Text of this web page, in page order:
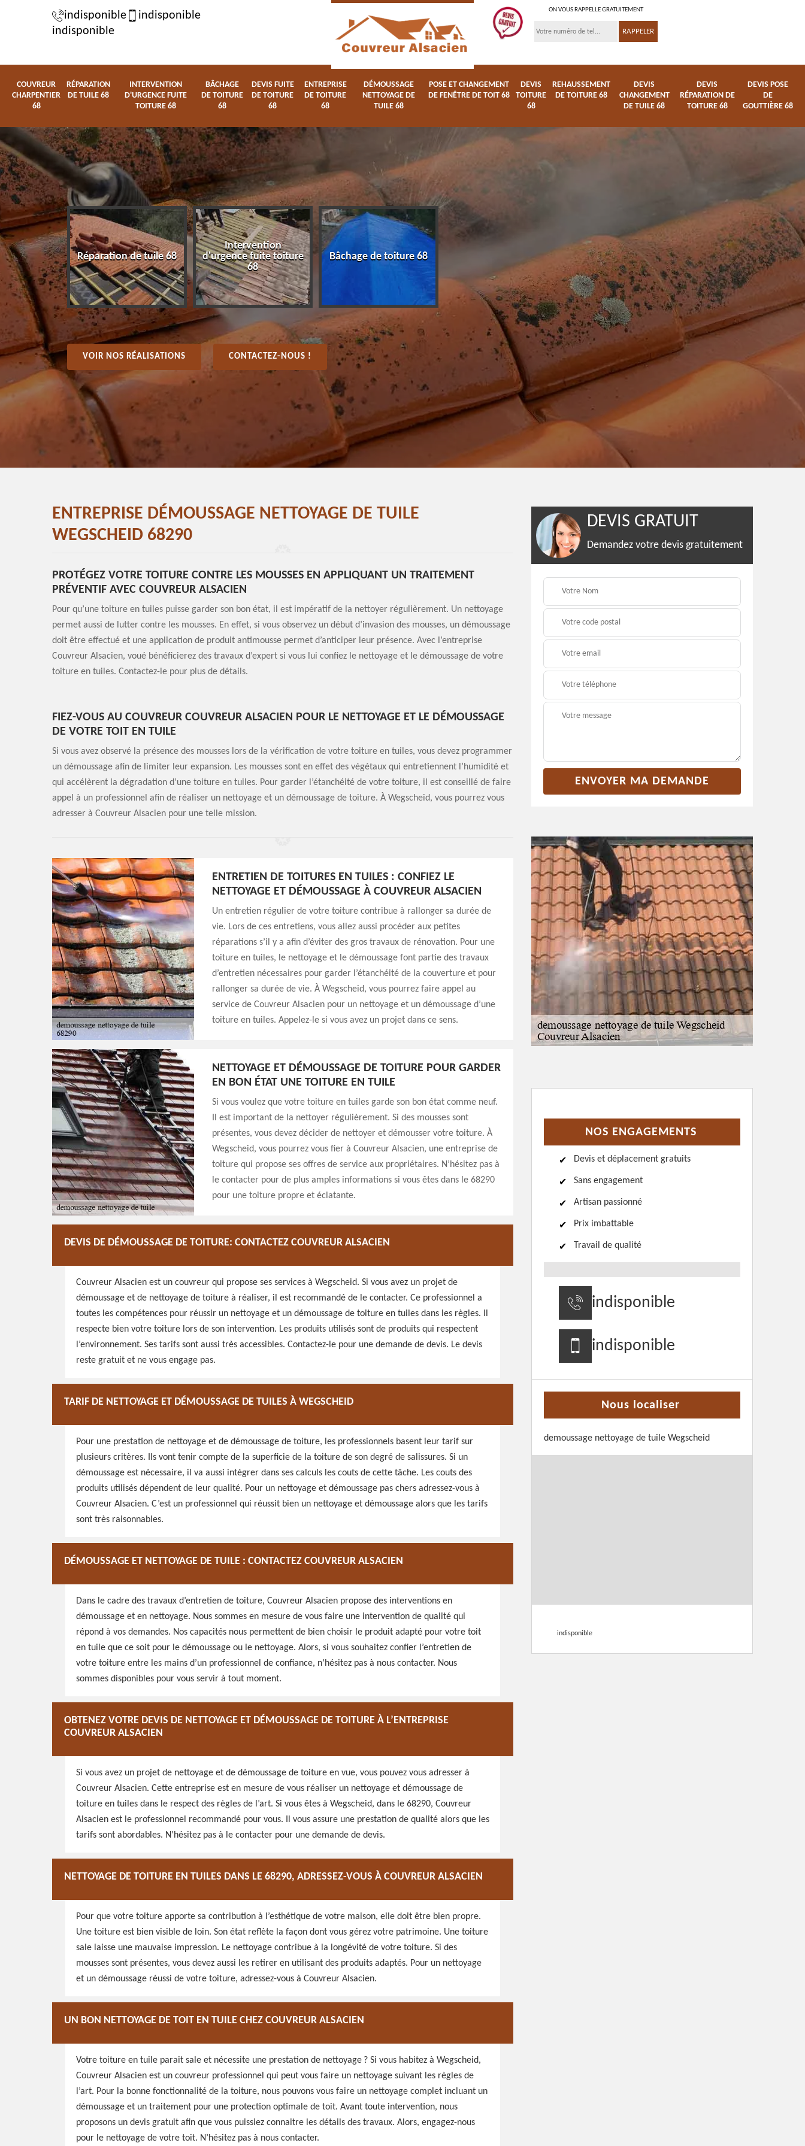
indisponible
indisponible
indisponible
ON VOUS RAPPELLE GRATUITEMENT
COUVREUR
CHARPENTIER
68
RÉPARATION
DE TUILE 68
INTERVENTION
D'URGENCE FUITE
TOITURE 68
BÂCHAGE
DE TOITURE
68
DEVIS FUITE
DE TOITURE
68
ENTREPRISE
DE TOITURE
68
DÉMOUSSAGE
NETTOYAGE DE
TUILE 68
POSE ET CHANGEMENT
DE FENÊTRE DE TOIT 68
DEVIS
TOITURE
68
REHAUSSEMENT
DE TOITURE 68
DEVIS
CHANGEMENT
DE TUILE 68
DEVIS
RÉPARATION DE
TOITURE 68
DEVIS POSE
DE
GOUTTIÈRE 68
Réparation de tuile 68
Intervention
d'urgence fuite toiture
68
Bâchage de toiture 68
Devis fuite de toiture
Entreprise de toiture
68
Démoussage
nettoyage de tuile 68
VOIR NOS RÉALISATIONS CONTACTEZ-NOUS !
ENTREPRISE DÉMOUSSAGE NETTOYAGE DE TUILE
WEGSCHEID 68290
PROTÉGEZ VOTRE TOITURE CONTRE LES MOUSSES EN APPLIQUANT UN TRAITEMENT
PRÉVENTIF AVEC COUVREUR ALSACIEN
Pour qu’une toiture en tuiles puisse garder son bon état, il est impératif de la nettoyer régulièrement. Un nettoyage
permet aussi de lutter contre les mousses. En effet, si vous observez un début d’invasion des mousses, un démoussage
doit être effectué et une application de produit antimousse permet d’anticiper leur présence. Avec l’entreprise
Couvreur Alsacien, voué bénéficierez des travaux d’expert si vous lui confiez le nettoyage et le démoussage de votre
toiture en tuiles. Contactez-le pour plus de détails.
FIEZ-VOUS AU COUVREUR COUVREUR ALSACIEN POUR LE NETTOYAGE ET LE DÉMOUSSAGE
DE VOTRE TOIT EN TUILE
Si vous avez observé la présence des mousses lors de la vérification de votre toiture en tuiles, vous devez programmer
un démoussage afin de limiter leur expansion. Les mousses sont en effet des végétaux qui entretiennent l’humidité et
qui accélèrent la dégradation d’une toiture en tuiles. Pour garder l’étanchéité de votre toiture, il est conseillé de faire
appel à un professionnel afin de réaliser un nettoyage et un démoussage de toiture. À Wegscheid, vous pourrez vous
adresser à Couvreur Alsacien pour une telle mission.
ENTRETIEN DE TOITURES EN TUILES : CONFIEZ LE
NETTOYAGE ET DÉMOUSSAGE À COUVREUR ALSACIEN
Un entretien régulier de votre toiture contribue à rallonger sa durée de
vie. Lors de ces entretiens, vous allez aussi procéder aux petites
réparations s’il y a afin d’éviter des gros travaux de rénovation. Pour une
toiture en tuiles, le nettoyage et le démoussage font partie des travaux
d’entretien nécessaires pour garder l’étanchéité de la couverture et pour
rallonger sa durée de vie. À Wegscheid, vous pourrez faire appel au
service de Couvreur Alsacien pour un nettoyage et un démoussage d’une
toiture en tuiles. Appelez-le si vous avez un projet dans ce sens.
NETTOYAGE ET DÉMOUSSAGE DE TOITURE POUR GARDER
EN BON ÉTAT UNE TOITURE EN TUILE
Si vous voulez que votre toiture en tuiles garde son bon état comme neuf.
Il est important de la nettoyer régulièrement. Si des mousses sont
présentes, vous devez décider de nettoyer et démousser votre toiture. À
Wegscheid, vous pourrez vous fier à Couvreur Alsacien, une entreprise de
toiture qui propose ses offres de service aux propriétaires. N’hésitez pas à
le contacter pour de plus amples informations si vous êtes dans le 68290
pour une toiture propre et éclatante.
DEVIS DE DÉMOUSSAGE DE TOITURE: CONTACTEZ COUVREUR ALSACIEN
Couvreur Alsacien est un couvreur qui propose ses services à Wegscheid. Si vous avez un projet de
démoussage et de nettoyage de toiture à réaliser, il est recommandé de le contacter. Ce professionnel a
toutes les compétences pour réussir un nettoyage et un démoussage de toiture en tuiles dans les règles. Il
respecte bien votre toiture lors de son intervention. Les produits utilisés sont de produits qui respectent
l’environnement. Ses tarifs sont aussi très accessibles. Contactez-le pour une demande de devis. Le devis
reste gratuit et ne vous engage pas.
TARIF DE NETTOYAGE ET DÉMOUSSAGE DE TUILES À WEGSCHEID
Pour une prestation de nettoyage et de démoussage de toiture, les professionnels basent leur tarif sur
plusieurs critères. Ils vont tenir compte de la superficie de la toiture de son degré de salissures. Si un
démoussage est nécessaire, il va aussi intégrer dans ses calculs les couts de cette tâche. Les couts des
produits utilisés dépendent de leur qualité. Pour un nettoyage et démoussage pas chers adressez-vous à
Couvreur Alsacien. C’est un professionnel qui réussit bien un nettoyage et démoussage alors que les tarifs
sont très raisonnables.
DÉMOUSSAGE ET NETTOYAGE DE TUILE : CONTACTEZ COUVREUR ALSACIEN
Dans le cadre des travaux d’entretien de toiture, Couvreur Alsacien propose des interventions en
démoussage et en nettoyage. Nous sommes en mesure de vous faire une intervention de qualité qui
répond à vos demandes. Nos capacités nous permettent de bien choisir le produit adapté pour votre toit
en tuile que ce soit pour le démoussage ou le nettoyage. Alors, si vous souhaitez confier l’entretien de
votre toiture entre les mains d’un professionnel de confiance, n’hésitez pas à nous contacter. Nous
sommes disponibles pour vous servir à tout moment.
OBTENEZ VOTRE DEVIS DE NETTOYAGE ET DÉMOUSSAGE DE TOITURE À L’ENTREPRISE
COUVREUR ALSACIEN
Si vous avez un projet de nettoyage et de démoussage de toiture en vue, vous pouvez vous adresser à
Couvreur Alsacien. Cette entreprise est en mesure de vous réaliser un nettoyage et démoussage de
toiture en tuiles dans le respect des règles de l’art. Si vous êtes à Wegscheid, dans le 68290, Couvreur
Alsacien est le professionnel recommandé pour vous. Il vous assure une prestation de qualité alors que les
tarifs sont abordables. N’hésitez pas à le contacter pour une demande de devis.
NETTOYAGE DE TOITURE EN TUILES DANS LE 68290, ADRESSEZ-VOUS À COUVREUR ALSACIEN
Pour que votre toiture apporte sa contribution à l’esthétique de votre maison, elle doit être bien propre.
Une toiture est bien visible de loin. Son état reflète la façon dont vous gérez votre patrimoine. Une toiture
sale laisse une mauvaise impression. Le nettoyage contribue à la longévité de votre toiture. Si des
mousses sont présentes, vous devez aussi les retirer en utilisant des produits adaptés. Pour un nettoyage
et un démoussage réussi de votre toiture, adressez-vous à Couvreur Alsacien.
UN BON NETTOYAGE DE TOIT EN TUILE CHEZ COUVREUR ALSACIEN
Votre toiture en tuile parait sale et nécessite une prestation de nettoyage ? Si vous habitez à Wegscheid,
Couvreur Alsacien est un couvreur professionnel qui peut vous faire un nettoyage suivant les règles de
l’art. Pour la bonne fonctionnalité de la toiture, nous pouvons vous faire un nettoyage complet incluant un
démoussage et un traitement pour une protection optimale de toit. Avant toute intervention, nous
proposons un devis gratuit afin que vous puissiez connaitre les détails des travaux. Alors, engagez-nous
pour le nettoyage de votre toit. N’hésitez pas à nous contacter.
DEVIS GRATUIT
Demandez votre devis gratuitement
NOS ENGAGEMENTS
Devis et déplacement gratuits
Sans engagement
Artisan passionné
Prix imbattable
Travail de qualité
indisponible
indisponible
Nous localiser
demoussage nettoyage de tuile Wegscheid
indisponible